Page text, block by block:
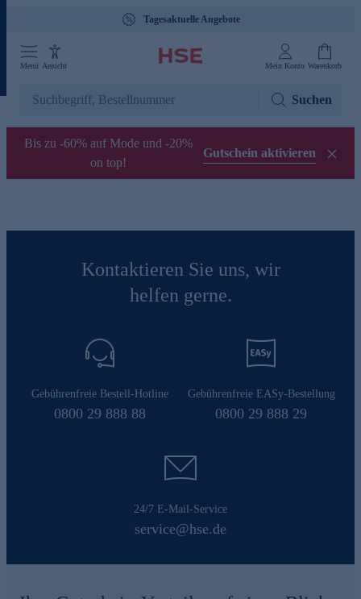
Tagesaktuelle Angebote
Menü Ansicht Mein Konto Warenkorb
Suchen
Bis zu -60% auf Mode und -20%
on top!
Gutschein aktivieren
Kontaktieren Sie uns, wir
helfen gerne.
Gebührenfreie Bestell-Hotline
0800 29 888 88
Gebührenfreie EASy-Bestellung
0800 29 888 29
24/7 E-Mail-Service
service@hse.de